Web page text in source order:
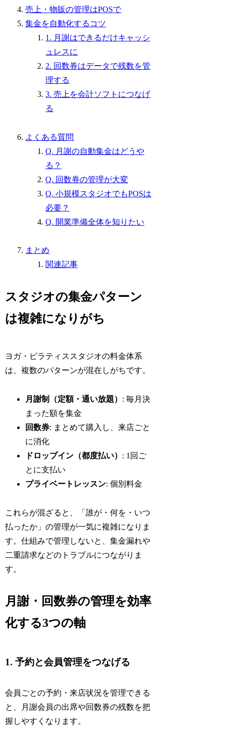
売上・物販の管理はPOSで
集金を自動化するコツ
1. 月謝はできるだけキャッシ
ュレスに
2. 回数券はデータで残数を管
理する
3. 売上を会計ソフトにつなげ
る
よくある質問
Q. 月謝の自動集金はどうや
る？
Q. 回数券の管理が大変
Q. 小規模スタジオでもPOSは
必要？
Q. 開業準備全体を知りたい
まとめ
関連記事
スタジオの集金パターン
は複雑になりがち
ヨガ・ピラティススタジオの料金体系
は、複数のパターンが混在しがちです。
月謝制（定額・通い放題） : 毎月決
まった額を集金
回数券: まとめて購入し、来店ごと
に消化
ドロップイン（都度払い） : 1回ご
とに支払い
プライベートレッスン: 個別料金
これらが混ざると、「誰が・何を・いつ
払ったか」の管理が一気に複雑になりま
す。仕組みで管理しないと、集金漏れや
二重請求などのトラブルにつながりま
す。
月謝・回数券の管理を効率
化する3つの軸
1. 予約と会員管理をつなげる
会員ごとの予約・来店状況を管理できる
と、月謝会員の出席や回数券の残数を把
握しやすくなります。